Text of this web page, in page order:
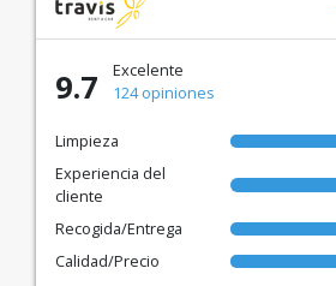
9.7
Excelente
124 opiniones
Limpieza
Experiencia del
cliente
Recogida/Entrega
Calidad/Precio